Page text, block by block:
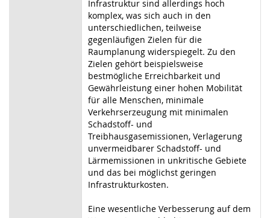
Infrastruktur sind allerdings hoch
komplex, was sich auch in den
unterschiedlichen, teilweise
gegenläufigen Zielen für die
Raumplanung widerspiegelt. Zu den
Zielen gehört beispielsweise
bestmögliche Erreichbarkeit und
Gewährleistung einer hohen Mobilität
für alle Menschen, minimale
Verkehrserzeugung mit minimalen
Schadstoff- und
Treibhausgasemissionen, Verlagerung
unvermeidbarer Schadstoff- und
Lärmemissionen in unkritische Gebiete
und das bei möglichst geringen
Infrastrukturkosten.
Eine wesentliche Verbesserung auf dem